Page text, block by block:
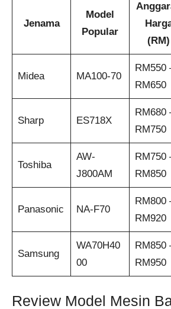
Jenama
Model
Popular
(RM)
Midea MA100-70
RM550
RM650
Sharp ES718X
RM680
RM750
Toshiba
AW-
J800AM
RM750
RM850
Panasonic NA-F70
RM800
RM920
Samsung
WA70H40
00
RM850
RM950
Review Model Mesin